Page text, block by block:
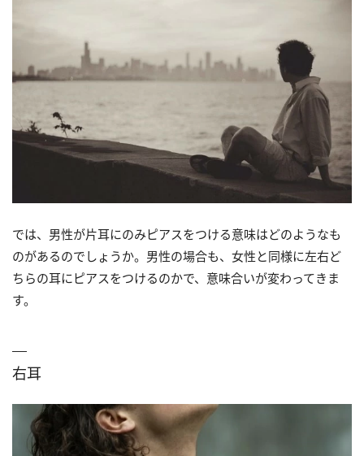
では、男性が片耳にのみピアスをつける意味はどのようなも
のがあるのでしょうか。男性の場合も、女性と同様に左右ど
ちらの耳にピアスをつけるのかで、意味合いが変わってきま
す。
右耳